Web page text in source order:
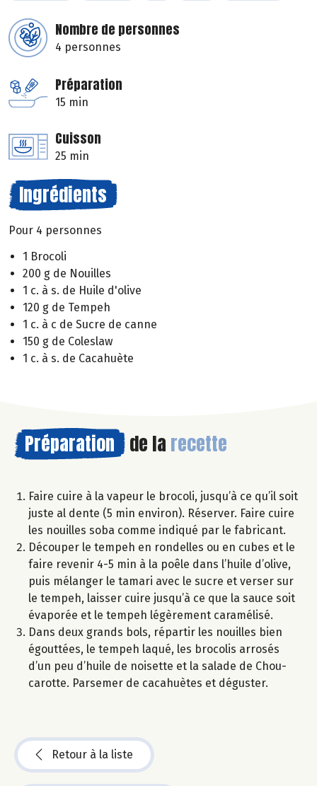
Nombre de personnes
4 personnes
Préparation
15 min
Cuisson
25 min
Ingrédients
Pour 4 personnes
1 Brocoli
200 g de Nouilles
1 c. à s. de Huile d'olive
120 g de Tempeh
1 c. à c de Sucre de canne
150 g de Coleslaw
1 c. à s. de Cacahuète
Préparation de la recette
Faire cuire à la vapeur le brocoli, jusqu’à ce qu’il soit
juste al dente (5 min environ). Réserver. Faire cuire
les nouilles soba comme indiqué par le fabricant.
Découper le tempeh en rondelles ou en cubes et le
faire revenir 4-5 min à la poêle dans l’huile d’olive,
puis mélanger le tamari avec le sucre et verser sur
le tempeh, laisser cuire jusqu’à ce que la sauce soit
évaporée et le tempeh légèrement caramélisé.
Dans deux grands bols, répartir les nouilles bien
égouttées, le tempeh laqué, les brocolis arrosés
d’un peu d’huile de noisette et la salade de Chou-
carotte. Parsemer de cacahuètes et déguster.
Retour à la liste